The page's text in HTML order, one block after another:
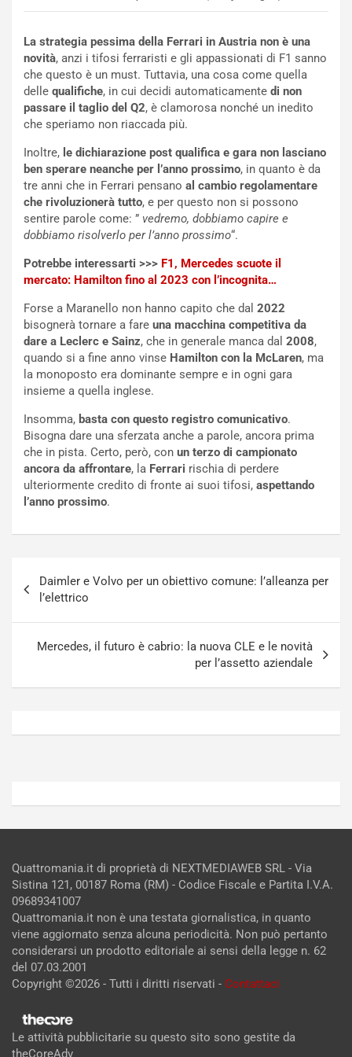
La strategia pessima della Ferrari in Austria non è una
novità, anzi i tifosi ferraristi e gli appassionati di F1 sanno
che questo è un must. Tuttavia, una cosa come quella
delle qualifiche, in cui decidi automaticamente di non
passare il taglio del Q2, è clamorosa nonché un inedito
che speriamo non riaccada più.
Inoltre, le dichiarazione post qualifica e gara non lasciano
ben sperare neanche per l’anno prossimo, in quanto è da
tre anni che in Ferrari pensano al cambio regolamentare
che rivoluzionerà tutto, e per questo non si possono
sentire parole come: ” vedremo, dobbiamo capire e
dobbiamo risolverlo per l’anno prossimo“.
Potrebbe interessarti >>> F1, Mercedes scuote il
mercato: Hamilton fino al 2023 con l’incognita…
Forse a Maranello non hanno capito che dal 2022
bisognerà tornare a fare una macchina competitiva da
dare a Leclerc e Sainz, che in generale manca dal 2008,
quando si a fine anno vinse Hamilton con la McLaren, ma
la monoposto era dominante sempre e in ogni gara
insieme a quella inglese.
Insomma, basta con questo registro comunicativo.
Bisogna dare una sferzata anche a parole, ancora prima
che in pista. Certo, però, con un terzo di campionato
ancora da affrontare, la Ferrari rischia di perdere
ulteriormente credito di fronte ai suoi tifosi, aspettando
l’anno prossimo.
articoli
Daimler e Volvo per un obiettivo comune: l’alleanza per
l’elettrico
Mercedes, il futuro è cabrio: la nuova CLE e le novità
per l’assetto aziendale
o
p
u
o
d
a
u
n
S
U
V
E
e
c
o
N
o
n
P
R
Agosto
Admin
n
a
F
A
S
m
e
n
s
e
a
C
o
a
N
o
u
S
p
Agosto
Admin
Quattromania.it di proprietà di NEXTMEDIAWEB SRL - Via
Sistina 121, 00187 Roma (RM) - Codice Fiscale e Partita I.V.A.
09689341007
Quattromania.it non è una testata giornalistica, in quanto
viene aggiornato senza alcuna periodicità. Non può pertanto
considerarsi un prodotto editoriale ai sensi della legge n. 62
del 07.03.2001
Copyright ©2026 - Tutti i diritti riservati - Contattaci
Le attività pubblicitarie su questo sito sono gestite da
theCoreAdv